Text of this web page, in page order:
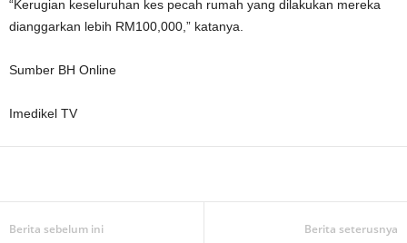
“Kerugian keseluruhan kes pecah rumah yang dilakukan mereka
dianggarkan lebih RM100,000,” katanya.
Sumber BH Online
Imedikel TV
Berita sebelum ini Berita seterusnya